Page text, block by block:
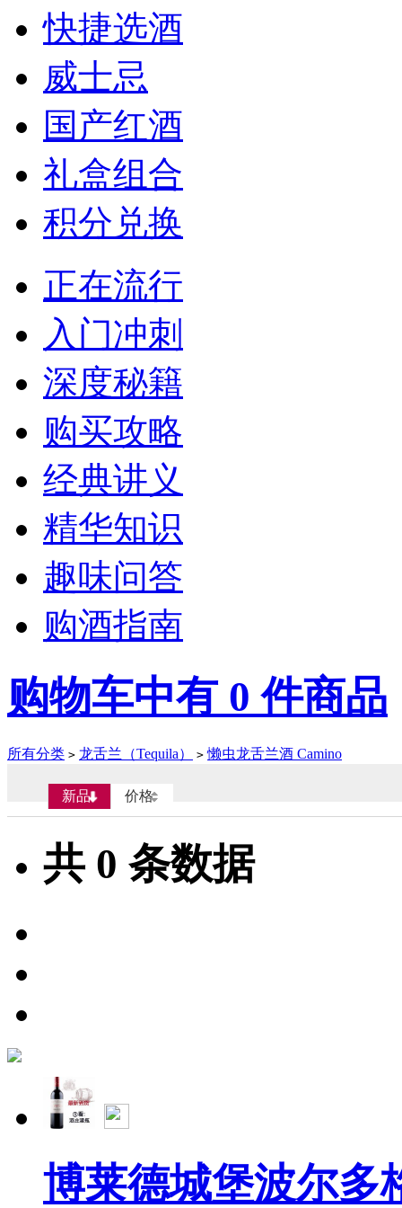
快捷选酒
威士忌
国产红酒
礼盒组合
积分兑换
正在流行
入门冲刺
深度秘籍
购买攻略
经典讲义
精华知识
趣味问答
购酒指南
购物车中有 0 件商品
所有分类 > 龙舌兰（Tequila） > 懒虫龙舌兰酒 Camino
新品 价格
共 0 条数据
博莱德城堡波尔多